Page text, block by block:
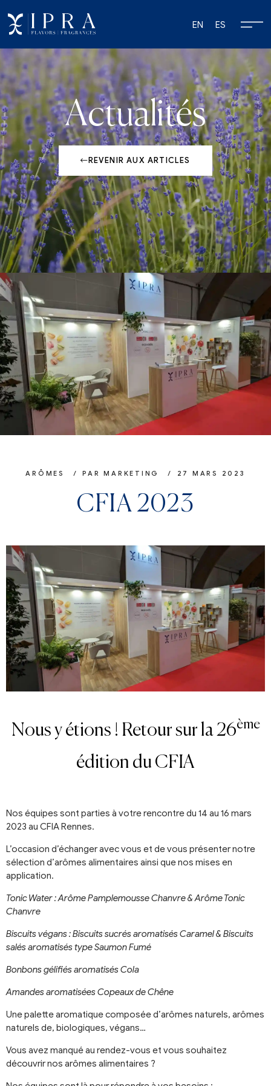
EN ES
Actualités
REVENIR AUX ARTICLES
ARÔMES PARMARKETING 27 MARS 2023
CFIA 2023
Nous y étions ! Retour sur la 26ème
édition du CFIA
Nos équipes sont parties à votre rencontre du 14 au 16 mars
2023 au CFIA Rennes.
L’occasion d’échanger avec vous et de vous présenter notre
sélection d’arômes alimentaires ainsi que nos mises en
application.
Tonic Water : Arôme Pamplemousse Chanvre & Arôme Tonic
Chanvre
Biscuits végans : Biscuits sucrés aromatisés Caramel & Biscuits
salés aromatisés type Saumon Fumé
Bonbons gélifiés aromatisés Cola
Amandes aromatisées Copeaux de Chêne
Une palette aromatique composée d’arômes naturels, arômes
naturels de, biologiques, végans…
Vous avez manqué au rendez-vous et vous souhaitez
découvrir nos arômes alimentaires ?